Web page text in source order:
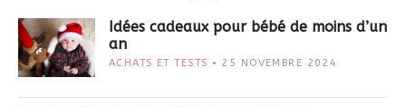
Idées cadeaux pour bébé de moins d’un
an
ACHATS ET TESTS 25 NOVEMBRE 2024